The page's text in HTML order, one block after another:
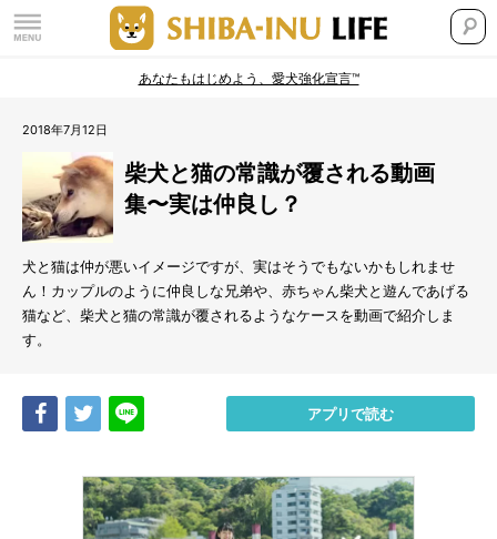
あなたもはじめよう、愛犬強化宣言™
2018年7月12日
柴犬と猫の常識が覆される動画
集〜実は仲良し？
犬と猫は仲が悪いイメージですが、実はそうでもないかもしれませ
ん！カップルのように仲良しな兄弟や、赤ちゃん柴犬と遊んであげる
猫など、柴犬と猫の常識が覆されるようなケースを動画で紹介しま
す。
Share Tweet アプリで読む